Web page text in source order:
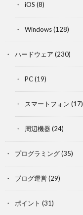
iOS (8)
Windows(128)
ハードウェア (230)
PC(19)
スマートフォン (17)
周辺機器 (24)
プログラミング(35)
ブログ運営(29)
ポイント (31)